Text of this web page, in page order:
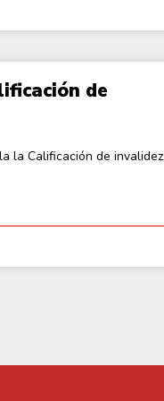
de
la Calificación de invalidez